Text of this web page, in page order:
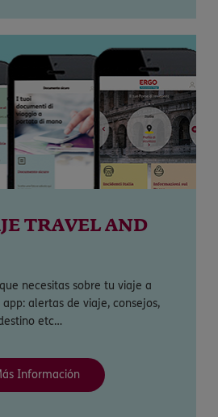
TRAVEL AND
necesitas sobre tu viaje a
alertas de viaje, consejos,
etc…
Información